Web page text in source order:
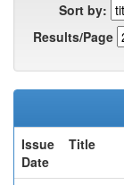
Sort by:
Results/Page
Issue
Date
Title